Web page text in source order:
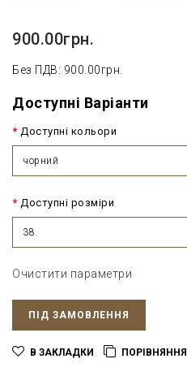
900.00грн.
Без ПДВ: 900.00грн.
Доступні Варіанти
Доступні кольори
чорний
Доступні розміри
38
Очистити параметри
ПІД ЗАМОВЛЕННЯ
В ЗАКЛАДКИ ПОРІВНЯННЯ